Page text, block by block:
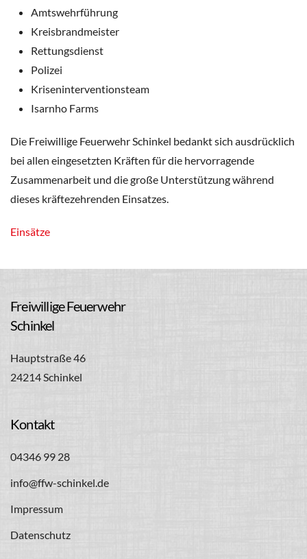
Amtswehrführung
Kreisbrandmeister
Rettungsdienst
Polizei
Kriseninterventionsteam
Isarnho Farms
Die Freiwillige Feuerwehr Schinkel bedankt sich ausdrücklich
bei allen eingesetzten Kräften für die hervorragende
Zusammenarbeit und die große Unterstützung während
dieses kräftezehrenden Einsatzes.
Einsätze
Freiwillige Feuerwehr
Schinkel
Hauptstraße 46
24214 Schinkel
Kontakt
04346 99 28
info@ffw-schinkel.de
Impressum
Datenschutz